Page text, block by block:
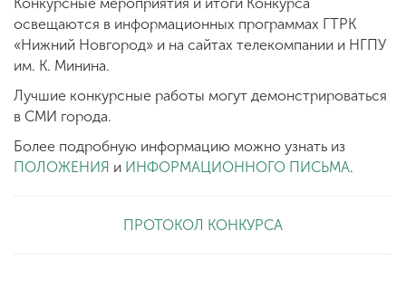
освещаются в информационных программах ГТРК
«Нижний Новгород» и на сайтах телекомпании и НГПУ
им. К. Минина.
Лучшие конкурсные работы могут демонстрироваться
в СМИ города.
Более подробную информацию можно узнать из
ПОЛОЖЕНИЯ и ИНФОРМАЦИОННОГО ПИСЬМА.
ПРОТОКОЛ КОНКУРСА